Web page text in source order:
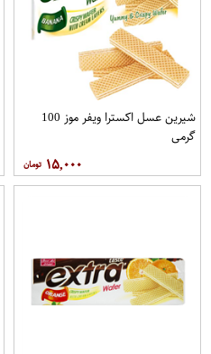
شیرین عسل اکسترا ویفر موز 100
گرمی
۱۵,۰۰۰